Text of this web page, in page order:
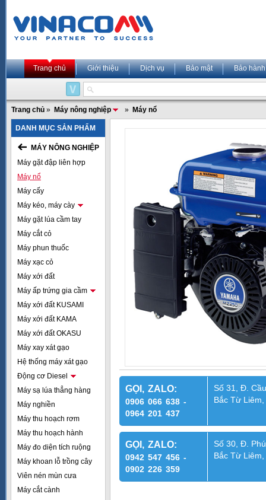
Trang chủ Giới thiệu Dịch vụ Bảo mật Bảo hành
Trang chủ » Máy nông nghiệp » Máy nổ
DANH MỤC SẢN PHẨM
MÁY NÔNG NGHIỆP
Máy gặt đập liên hợp
Máy nổ
Máy cấy
Máy kéo, máy cày
Máy gặt lúa cầm tay
Máy cắt cỏ
Máy phun thuốc
Máy xạc cỏ
Máy xới đất
Máy ấp trứng gia cầm
Máy xới đất KUSAMI
Máy xới đất KAMA
Máy xới đất OKASU
Máy xay xát gạo
Hệ thống máy xát gạo
Động cơ Diesel
Máy sạ lúa thẳng hàng
Máy nghiền
Máy thu hoạch rơm
Máy thu hoạch hành
Máy đo diện tích ruộng
Máy khoan lỗ trồng cây
Viên nén mùn cưa
Máy cắt cành
GỌI, ZALO:
0906 066 638 -
0964 201 437
Số 31, Đ.
Bắc Từ
GỌI, ZALO:
0942 547 456 -
0902 226 359
Số 30, Đ.
Bắc Từ